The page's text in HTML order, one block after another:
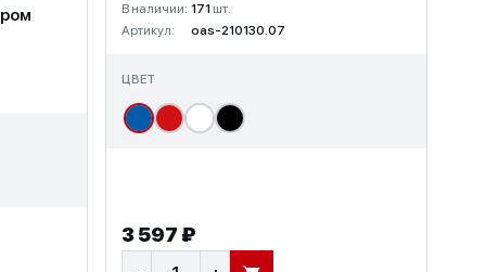
В наличии: 171 шт.
Артикул:
oas-210130.07
ЦВЕТ
3 597 ₽